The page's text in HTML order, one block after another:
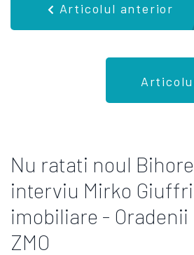
Articolul anterior
Nu ratati noul
interviu Mirko
imobiliare -
ZMO